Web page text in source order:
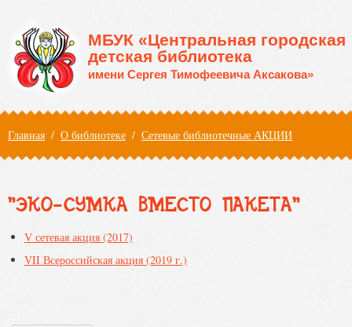
МБУК «Центральная городская
детская библиотека
имени Сергея Тимофеевича Аксакова»
Вы здесь
Главная / О библиотеке / Сетевые библиотечные АКЦИИ
"ЭКО-СУМКА ВМЕСТО ПАКЕТА"
V сетевая акция (2017)
VII Всероссийская акция (2019 г.)